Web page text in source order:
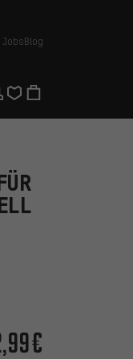
JobsBlog